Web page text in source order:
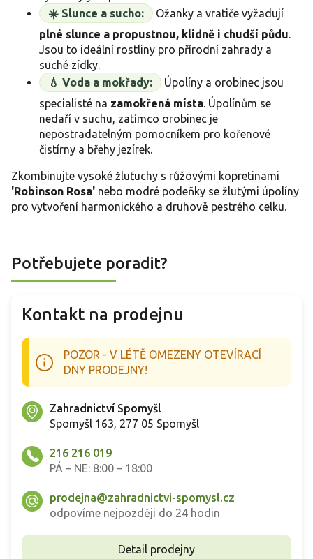
☀️ Slunce a sucho:
Ožanky a vratiče vyžadují
plné slunce a propustnou, klidně i chudší půdu.
Jsou to ideální rostliny pro přírodní zahrady a
suché zídky.
💧 Voda a mokřady:
Úpolíny a orobinec jsou
specialisté na zamokřená místa. Úpolínům se
nedaří v suchu, zatímco orobinec je
nepostradatelným pomocníkem pro kořenové
čistírny a břehy jezírek.
Zkombinujte vysoké žluťuchy s růžovými kopretinami
'Robinson Rosa' nebo modré podeňky se žlutými úpolíny
pro vytvoření harmonického a druhově pestrého celku.
Potřebujete poradit?
Kontakt na prodejnu
POZOR - V LÉTĚ OMEZENY OTEVÍRACÍ
DNY PRODEJNY!
Zahradnictví Spomyšl
Spomyšl 163, 277 05 Spomyšl
216 216 019
PÁ – NE: 8:00 – 18:00
prodejna@zahradnictvi-spomysl.cz
odpovíme nejpozději do 24 hodin
Detail prodejny